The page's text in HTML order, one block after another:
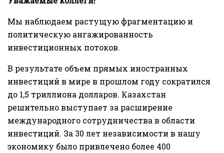
Мы наблюдаем растущую фрагментацию и
политическую ангажированность
инвестиционных потоков.
В результате объем прямых иностранных
инвестиций в мире в прошлом году сократился
до 1,5 триллиона долларов. Казахстан
решительно выступает за расширение
международного сотрудничества в области
инвестиций. За 30 лет независимости в нашу
экономику было привлечено более 400